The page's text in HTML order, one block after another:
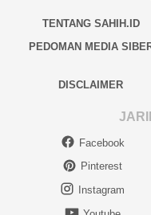
TENTANG SAHIH.ID
PEDOMAN MEDIA
DISCLAIMER
Facebook
Pinterest
Instagram